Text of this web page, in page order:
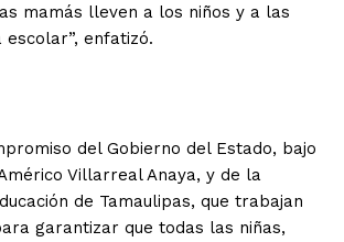
mamás lleven a los niños y a las
escolar”, enfatizó.
del Gobierno del Estado, bajo
Villarreal Anaya, y de la
de Tamaulipas, que trabajan
garantizar que todas las niñas,